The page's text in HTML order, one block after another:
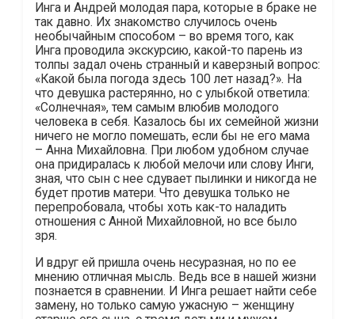
Инга и Андрей молодая пара, которые в браке не
так давно. Их знакомство случилось очень
необычайным способом – во время того, как
Инга проводила экскурсию, какой-то парень из
толпы задал очень странный и каверзный вопрос:
«Какой была погода здесь 100 лет назад?». На
что девушка растерянно, но с улыбкой ответила:
«Солнечная», тем самым влюбив молодого
человека в себя. Казалось бы их семейной жизни
ничего не могло помешать, если бы не его мама
– Анна Михайловна. При любом удобном случае
она придиралась к любой мелочи или слову Инги,
зная, что сын с нее сдувает пылинки и никогда не
будет против матери. Что девушка только не
перепробовала, чтобы хоть как-то наладить
отношения с Анной Михайловной, но все было
зря.
И вдруг ей пришла очень несуразная, но по ее
мнению отличная мысль. Ведь все в нашей жизни
познается в сравнении. И Инга решает найти себе
замену, но только самую ужасную – женщину